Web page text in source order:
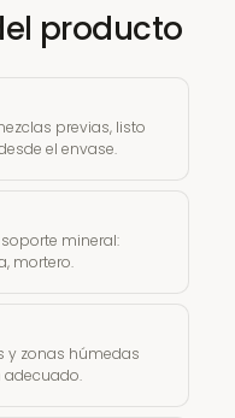
producto
previas, listo
el envase.
mineral:
mortero.
y zonas húmedas
adecuado.